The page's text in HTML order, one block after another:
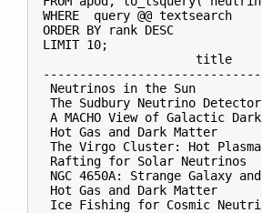
WHERE  query @@ textsearch
ORDER BY rank DESC
LIMIT 10;
title
Neutrinos in the Sun
The Sudbury Neutrino
A MACHO View of Galactic
Hot Gas and Dark Matter
The Virgo Cluster: Hot
Rafting for Solar
NGC 4650A: Strange Galaxy
Hot Gas and Dark Matter
Ice Fishing for Cosmic